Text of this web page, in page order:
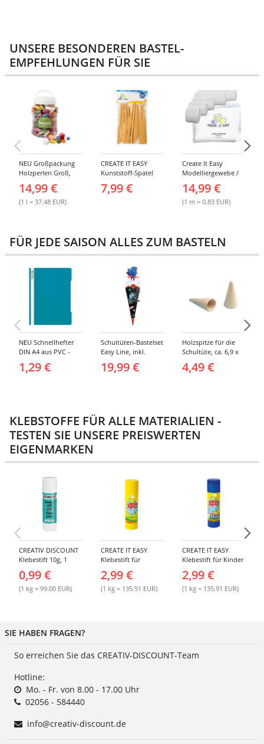
UNSERE BESONDEREN BASTEL-
EMPFEHLUNGEN FÜR SIE
NEU Großpackung
Holzperlen Groß,
Eimer
14,99 €
(1 l = 37.48 EUR)
CREATE IT EASY
Kunststoff-Spatel
7,99 €
Create It Easy
Modelliergewebe /
breit, 3m lang, 6
Stück
14,99 €
(1 m = 0.83 EUR)
FÜR JEDE SAISON ALLES ZUM BASTELN
NEU Schnellhefter
DIN A4 aus PVC -
Verschiedene
Farben
1,29 €
Schultüten-Bastelset
Easy Line, inkl.
Zubehör &
Anleitung, 68 cm,
19,99 €
Holzspitze für die
Schultüte, ca. 6,9 x
3,8 cm, 2er Pack
4,49 €
KLEBSTOFFE FÜR ALLE MATERIALIEN -
TESTEN SIE UNSERE PREISWERTEN
EIGENMARKEN
CREATIV DISCOUNT
Klebestift 10g, 1
0,99 €
(1 kg = 99.00 EUR)
CREATE IT EASY
Klebestift für
2,99 €
(1 kg = 135.91 EUR)
CREATE IT EASY
Klebestift für Kinder
2,99 €
(1 kg = 135.91 EUR)
SIE HABEN FRAGEN?
So erreichen Sie das CREATIV-DISCOUNT-Team
Hotline:
Mo. - Fr. von 8.00 - 17.00 Uhr
02056 - 584440
info@creativ-discount.de